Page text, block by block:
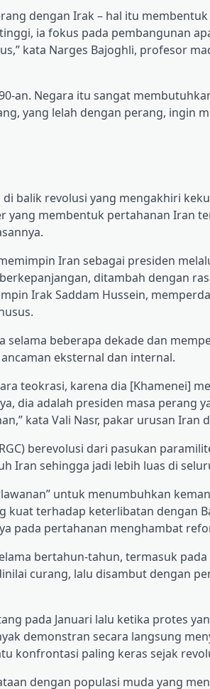
dengan Irak – hal itu
ia fokus pada pembangunan
kata Narges Bajoghli, profesor
an. Negara itu sangat
yang lelah dengan perang, ingin
balik revolusi yang mengakhiri
membentuk pertahanan Iran
Iran sebagai presiden
ditambah dengan
Irak Saddam Hussein,
beberapa dekade dan
eksternal dan internal.
teokrasi, karena dia [Khamenei]
dia adalah presiden masa perang
kata Vali Nasr, pakar urusan Iran
berevolusi dari pasukan
Iran sehingga jadi lebih luas di
untuk menumbuhkan
kuat terhadap keterlibatan dengan
pada pertahanan menghambat
bertahun-tahun, termasuk
curang, lalu disambut dengan
pada Januari lalu ketika protes
demonstran secara langsung
konfrontasi paling keras sejak
dengan populasi muda yang